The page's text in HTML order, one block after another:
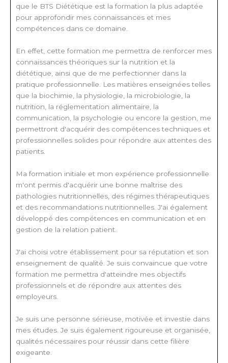
que le BTS Diététique est la formation la plus adaptée
pour approfondir mes connaissances et mes
compétences dans ce domaine.
En effet, cette formation me permettra de renforcer mes
connaissances théoriques sur la nutrition et la
diététique, ainsi que de me perfectionner dans la
pratique professionnelle. Les matières enseignées telles
que la biochimie, la physiologie, la microbiologie, la
nutrition, la réglementation alimentaire, la
communication, la psychologie ou encore la gestion, me
permettront d'acquérir des compétences techniques et
professionnelles solides pour répondre aux attentes des
patients.
Ma formation initiale et mon expérience professionnelle
m'ont permis d'acquérir une bonne maîtrise des
pathologies nutritionnelles, des régimes thérapeutiques
et des recommandations nutritionnelles. J'ai également
développé des compétences en communication et en
gestion de la relation patient.
J'ai choisi votre établissement pour sa réputation et son
enseignement de qualité. Je suis convaincue que votre
formation me permettra d'atteindre mes objectifs
professionnels et de répondre aux attentes des
employeurs.
Je suis une personne sérieuse, motivée et investie dans
mes études. Je suis également rigoureuse et organisée,
qualités nécessaires pour réussir dans cette filière
exigeante.